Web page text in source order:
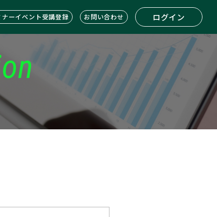
ナーイベント受講登録 お問い合わせ ログイン